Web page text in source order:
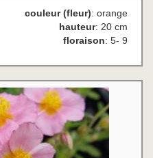
couleur (fleur): orange
hauteur: 20 cm
floraison: 5- 9